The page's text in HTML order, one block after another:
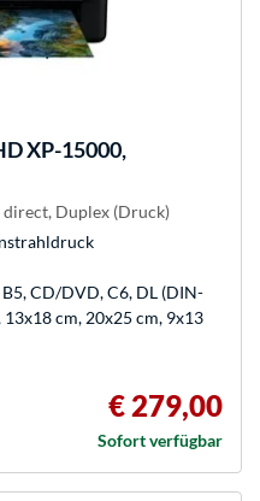
XP-15000,
direct, Duplex (Druck)
CD/DVD, C6, DL (DIN-
13x18 cm, 20x25 cm, 9x13
€ 279,00
Sofort verfügbar